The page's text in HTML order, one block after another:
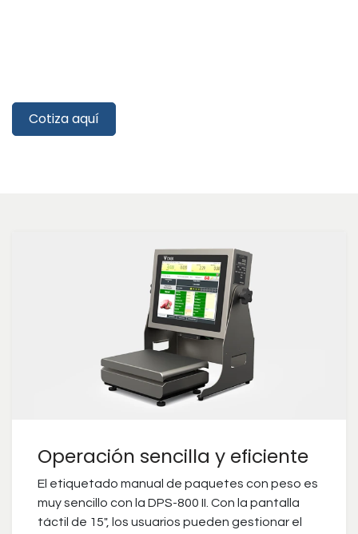
Cotiza aquí
Operación sencilla y eficiente
El etiquetado manual de paquetes con peso es
muy sencillo con la DPS-800 II. Con la pantalla
táctil de 15", los usuarios pueden gestionar el